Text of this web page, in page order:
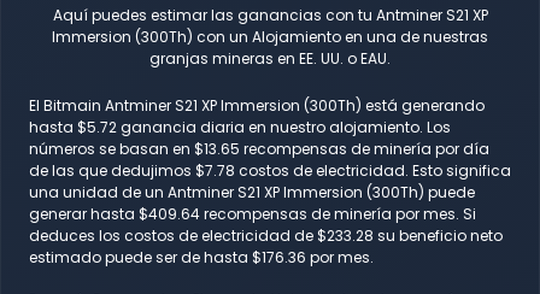
Aquí puedes estimar las ganancias con tu Antminer S21 XP
Immersion (300Th) con un Alojamiento en una de nuestras
granjas mineras en EE. UU. o EAU.
El Bitmain Antminer S21 XP Immersion (300Th) está generando
hasta $5.72 ganancia diaria en nuestro alojamiento. Los
números se basan en $13.65 recompensas de minería por día
de las que dedujimos $7.78 costos de electricidad. Esto significa
una unidad de un Antminer S21 XP Immersion (300Th) puede
generar hasta $409.64 recompensas de minería por mes. Si
deduces los costos de electricidad de $233.28 su beneficio neto
estimado puede ser de hasta $176.36 por mes.